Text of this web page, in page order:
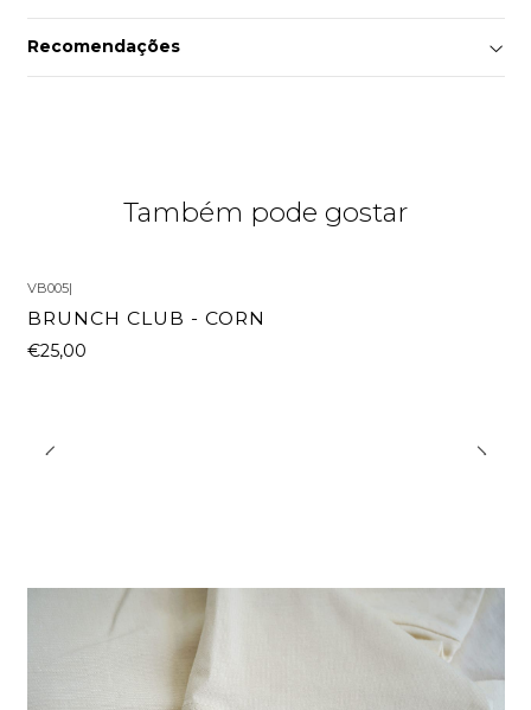
Recomendações
Também pode gostar
VB005|
BRUNCH CLUB - CORN
€25,00